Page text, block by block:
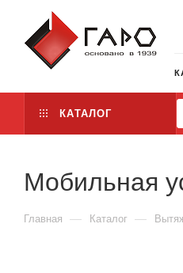
КАТАЛОГ
Мобильная
Главная — Каталог —